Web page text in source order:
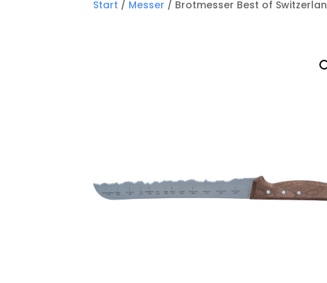
Start / Messer / Brotmesser Best of